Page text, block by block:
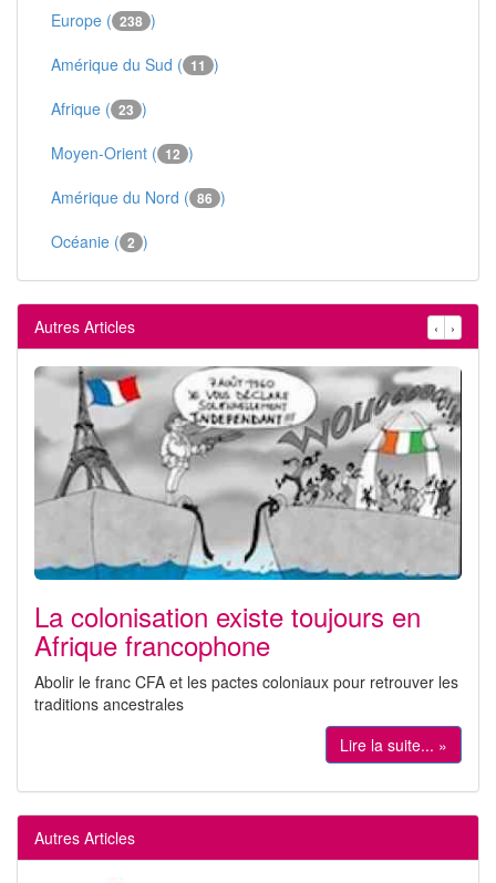
Europe ( 238 )
Amérique du Sud ( 11 )
Afrique ( 23 )
Moyen-Orient ( 12 )
Amérique du Nord ( 86 )
Océanie ( 2 )
Autres Articles ‹ ›
La colonisation existe toujours en
Afrique francophone
Abolir le franc CFA et les pactes coloniaux pour retrouver les
traditions ancestrales
Lire la suite... »
Autres Articles